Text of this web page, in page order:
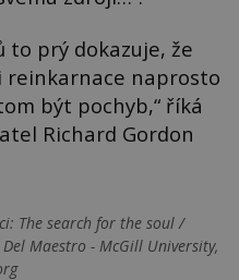
to prý dokazuje, že
reinkarnace naprosto
být pochyb,“ říká
Richard Gordon
The search for the soul /
Maestro - McGill University,